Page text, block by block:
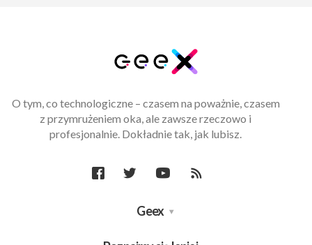
O tym, co technologiczne – czasem na poważnie, czasem
z przymrużeniem oka, ale zawsze rzeczowo i
profesjonalnie. Dokładnie tak, jak lubisz.
Geex